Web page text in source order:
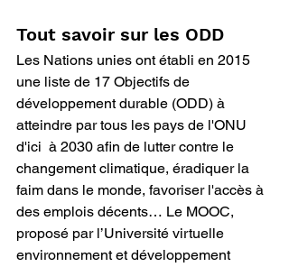
Tout savoir sur les ODD
Les Nations unies ont établi en 2015
une liste de 17 Objectifs de
développement durable (ODD) à
atteindre par tous les pays de l'ONU
d'ici  à 2030 afin de lutter contre le
changement climatique, éradiquer la
faim dans le monde, favoriser l'accès à
des emplois décents… Le MOOC,
proposé par l’Université virtuelle
environnement et développement